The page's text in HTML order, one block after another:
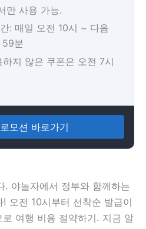
만 사용 가능.
: 매일 오전 10시 ~ 다음
59분
지 않은 쿠폰은 오전 7시
모션 바로가기
야놀자에서 정부와 함께하는
오전 10시부터 선착순 발급이
여행 비용 절약하기. 지금 알